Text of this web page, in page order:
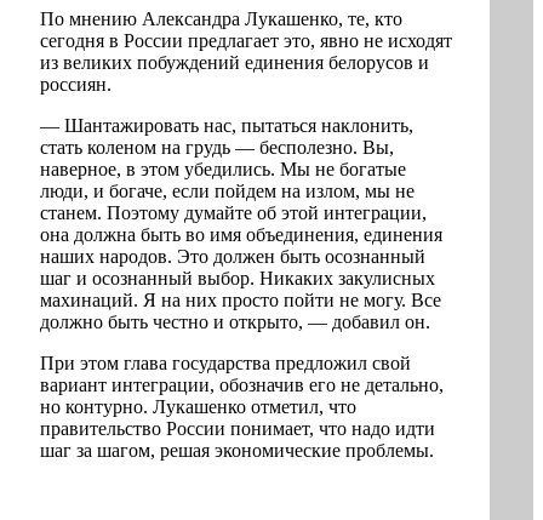
По мнению Александра Лукашенко, те, кто
сегодня в России предлагает это, явно не исходят
из великих побуждений единения белорусов и
россиян.
— Шантажировать нас, пытаться наклонить,
стать коленом на грудь — бесполезно. Вы,
наверное, в этом убедились. Мы не богатые
люди, и богаче, если пойдем на излом, мы не
станем. Поэтому думайте об этой интеграции,
она должна быть во имя объединения, единения
наших народов. Это должен быть осознанный
шаг и осознанный выбор. Никаких закулисных
махинаций. Я на них просто пойти не могу. Все
должно быть честно и открыто, — добавил он.
При этом глава государства предложил свой
вариант интеграции, обозначив его не детально,
но контурно. Лукашенко отметил, что
правительство России понимает, что надо идти
шаг за шагом, решая экономические проблемы.